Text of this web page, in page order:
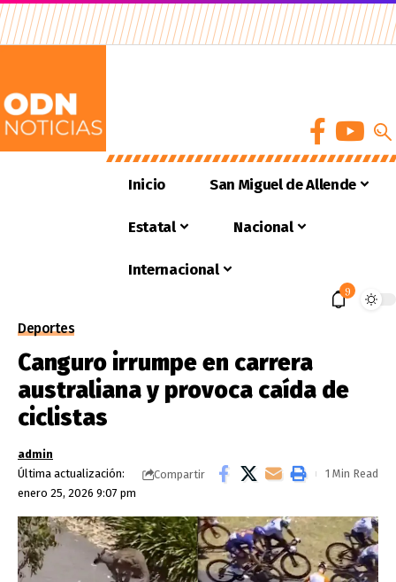
Inicio San Miguel de Allende
Estatal Nacional
Internacional
9
Deportes
Canguro irrumpe en carrera
australiana y provoca caída de
ciclistas
Última actualización:
enero 25, 2026 9:07 pm
admin
Compartir
1 Min Read